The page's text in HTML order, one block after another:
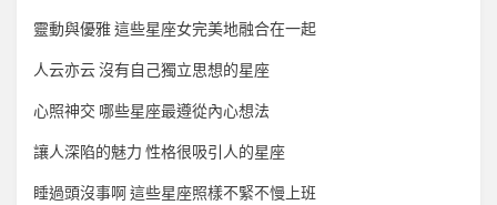
靈動與優雅 這些星座女完美地融合在一起
人云亦云 沒有自己獨立思想的星座
心照神交 哪些星座最遵從內心想法
讓人深陷的魅力 性格很吸引人的星座
睡過頭沒事啊 這些星座照樣不緊不慢上班